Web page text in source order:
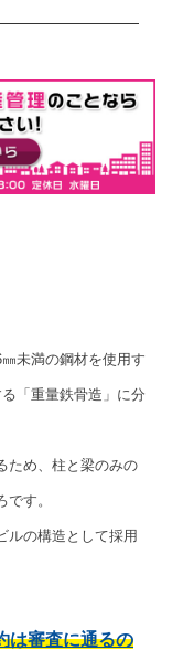
未満の鋼材を使用す
「重量鉄骨造」に分
ため、柱と梁のみの
す。
ルの構造として採用
は審査に通るの